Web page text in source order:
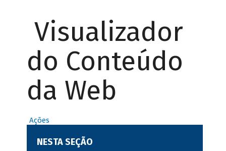
Visualizador
do Conteúdo
da Web
Ações
NESTA SEÇÃO